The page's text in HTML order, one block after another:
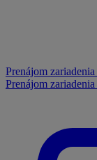
Prenájom zariadenia
Prenájom zariadenia